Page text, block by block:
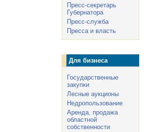
Пресс-секретарь
Губернатора
Пресс-служба
Пресса и власть
Для бизнеса
Государственные
закупки
Лесные аукционы
Недропользование
Аренда, продажа
областной
собственности